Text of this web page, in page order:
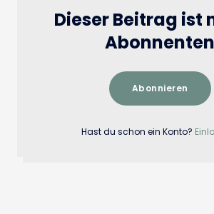
Dieser Beitrag ist
Abonnenten
Abonnieren
Hast du schon ein Konto?